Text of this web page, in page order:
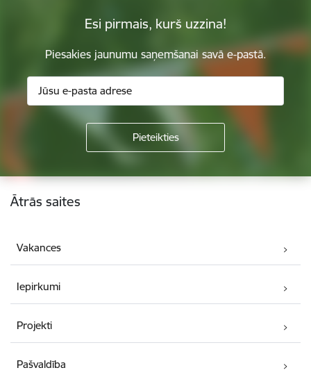
Esi pirmais, kurš uzzina!
Piesakies jaunumu saņemšanai savā e-pastā.
Kājene
Ātrās saites
Vakances
Iepirkumi
Projekti
Pašvaldība